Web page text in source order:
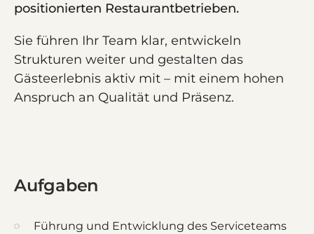
positionierten Restaurantbetrieben.
Sie führen Ihr Team klar, entwickeln
Strukturen weiter und gestalten das
Gästeerlebnis aktiv mit – mit einem hohen
Anspruch an Qualität und Präsenz.
Aufgaben
Führung und Entwicklung des Serviceteams